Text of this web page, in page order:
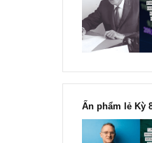
“Đừng sợ
chỉ vì chiến
Fisher